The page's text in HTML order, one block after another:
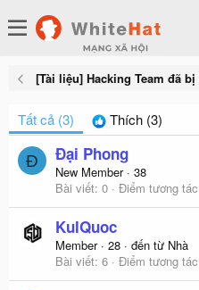
[Tài liệu] Hacking Team đã
Tất cả (3) Thích (3)
Đ Đại Phong
New Member · 38
Bài viết 0 Điểm tương tác
KulQuoc
Member · 28 · đến từ Nhà
Bài viết 6 Điểm tương tác